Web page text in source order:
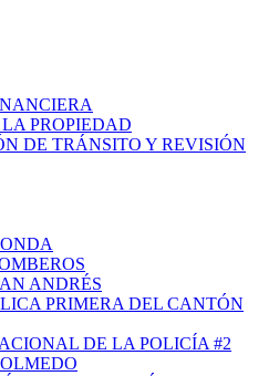
PROPIEDAD
DE TRÁNSITO Y REVISIÓN
ANDRÉS
PRIMERA DEL CANTÓN
DE LA POLICÍA #2